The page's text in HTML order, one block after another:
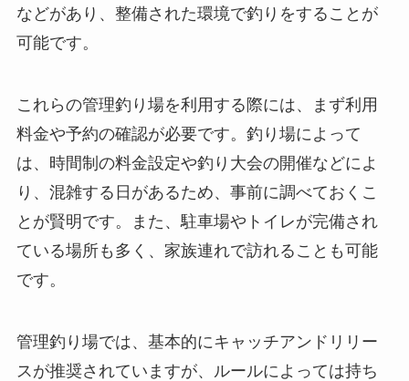
などがあり、整備された環境で釣りをすることが
可能です。
これらの管理釣り場を利用する際には、まず利用
料金や予約の確認が必要です。釣り場によって
は、時間制の料金設定や釣り大会の開催などによ
り、混雑する日があるため、事前に調べておくこ
とが賢明です。また、駐車場やトイレが完備され
ている場所も多く、家族連れで訪れることも可能
です。
管理釣り場では、基本的にキャッチアンドリリー
スが推奨されていますが、ルールによっては持ち